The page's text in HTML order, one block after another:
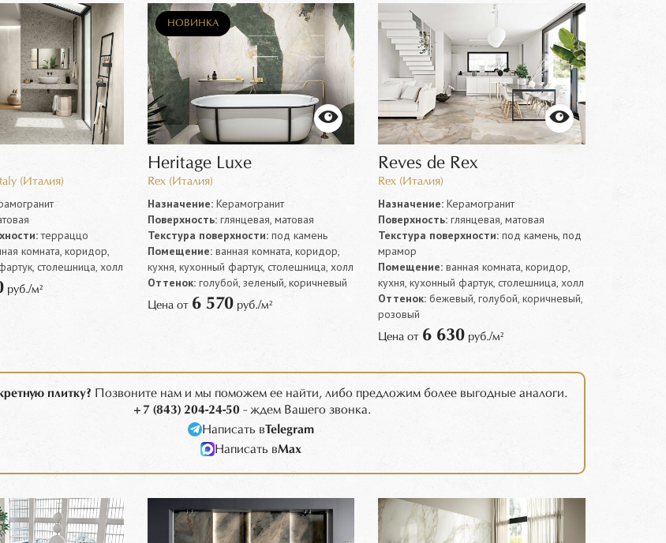
(Италия)
терраццо
комната, коридор,
столешница, холл
руб./м²
НОВИНКА
Heritage Luxe
Rex (Италия)
Назначение:Керамогранит
Поверхность:глянцевая, матовая
Текстура поверхности:под камень
Помещение:ванная комната, коридор,
кухня, кухонный фартук, столешница, холл
Оттенок:голубой, зеленый, коричневый
Цена от 6 570руб./м²
Reves de Rex
Rex (Италия)
Назначение: Керамогранит
Поверхность: глянцевая, матовая
Текстура поверхности: под камень, под
мрамор
Помещение: ванная комната, коридор,
кухня, кухонный фартук, столешница, холл
Оттенок: бежевый, голубой, коричневый,
розовый
Цена от 6 630 руб./м²
плитку? Позвоните нам и мы поможем ее найти, либо предложим более выгодные аналоги.
+7 (843) 204-24-50 - ждем Вашего звонка.
Написать вTelegram
Написать вMax